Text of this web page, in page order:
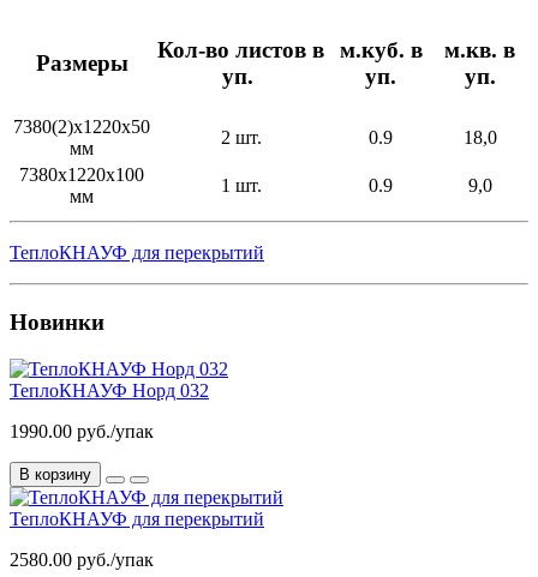
Размеры
Кол-во листов в
уп.
м.куб. в
уп.
м.кв. в
уп.
7380(2)х1220х50
мм
2 шт. 0.9
18,0
7380х1220х100
мм
1 шт. 0.9 9,0
ТеплоКНАУФ для перекрытий
Новинки
ТеплоКНАУФ Норд 032
1990.00 руб./упак
В корзину
ТеплоКНАУФ для перекрытий
2580.00 руб./упак